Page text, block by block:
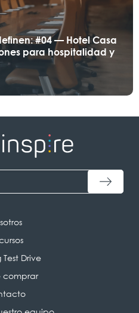
#04 — Hotel Casa
para hospitalidad y
Drive
comprar